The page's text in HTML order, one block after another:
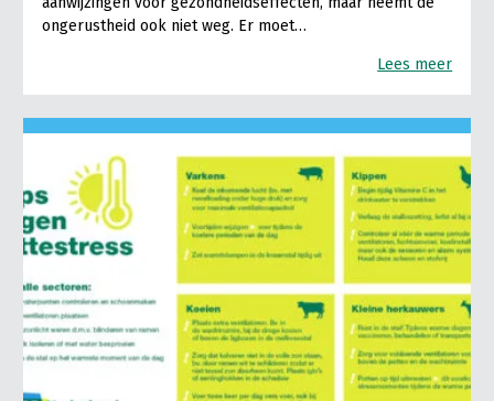
ongerustheid ook niet weg. Er moet…
Lees meer